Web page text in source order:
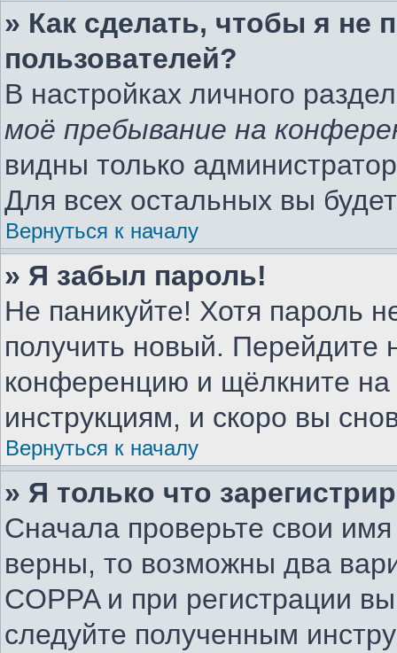
» Как сделать, чтобы я не
пользователей?
В настройках личного
моё пребывание на
видны только
Для всех остальных вы
Вернуться к началу
» Я забыл пароль!
Не паникуйте! Хотя пароль
получить новый. Перейдите
конференцию и щёлкните
инструкциям, и скоро вы
Вернуться к началу
» Я только что
Сначала проверьте свои
верны, то возможны два
COPPA и при регистрации
следуйте полученным